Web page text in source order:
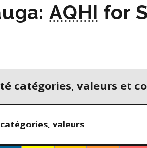
AQHI for
catégories, valeurs et
valeurs